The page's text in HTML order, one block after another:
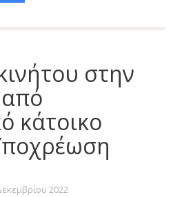
στην
κάτοικο
2022